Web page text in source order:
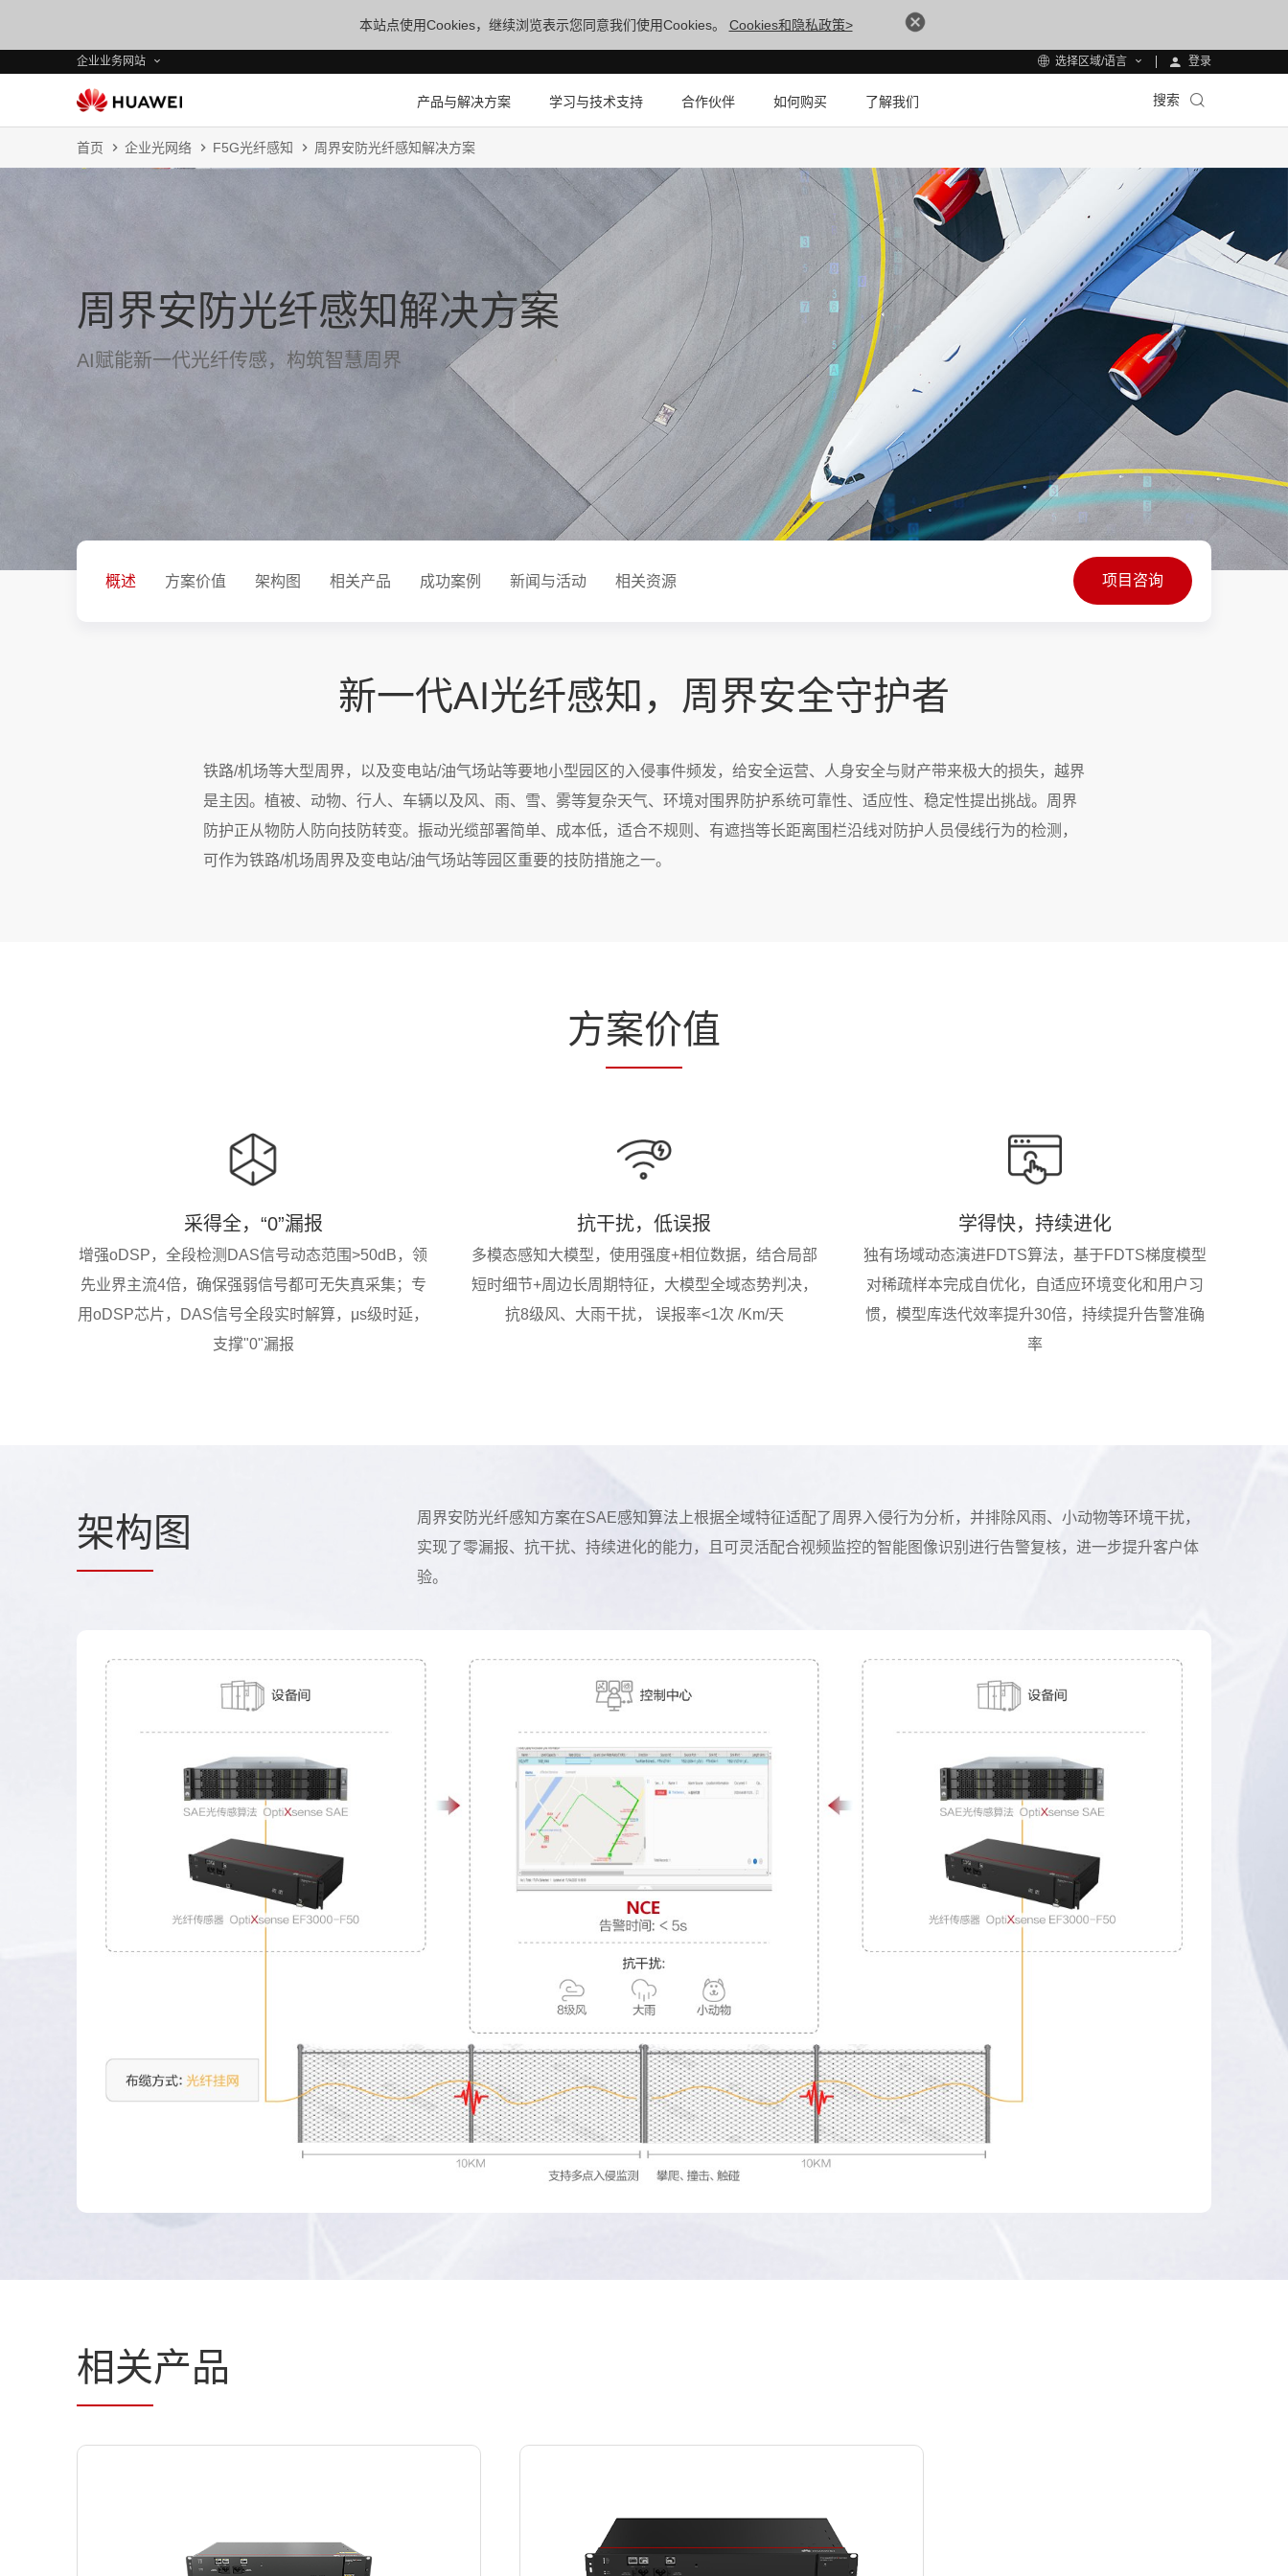
本站点使用Cookies，继续浏览表示您同意我们使用Cookies。 Cookies和隐私政策>
企业业务网站 选择区域/语言 登录
产品与解决方案 学习与技术支持 合作伙伴 如何购买 了解我们 搜索
首页 企业光网络 F5G光纤感知 周界安防光纤感知解决方案
周界安防光纤感知解决方案
AI赋能新一代光纤传感，构筑智慧周界
概述 方案价值 架构图 相关产品 成功案例 新闻与活动 相关资源 项目咨询
新一代AI光纤感知，周界安全守护者
铁路/机场等大型周界，以及变电站/油气场站等要地小型园区的入侵事件频发，给安全运营、人身安全与财产带来极大的损失，越界
是主因。植被、动物、行人、车辆以及风、雨、雪、雾等复杂天气、环境对围界防护系统可靠性、适应性、稳定性提出挑战。周界
防护正从物防人防向技防转变。振动光缆部署简单、成本低，适合不规则、有遮挡等长距离围栏沿线对防护人员侵线行为的检测，
可作为铁路/机场周界及变电站/油气场站等园区重要的技防措施之一。
方案价值
采得全，“0”漏报
增强oDSP，全段检测DAS信号动态范围>50dB，领
先业界主流4倍，确保强弱信号都可无失真采集；专
用oDSP芯片，DAS信号全段实时解算，μs级时延，
支撑"0"漏报
抗干扰，低误报
多模态感知大模型，使用强度+相位数据，结合局部
短时细节+周边长周期特征，大模型全域态势判决，
抗8级风、大雨干扰， 误报率<1次 /Km/天
学得快，持续进化
独有场域动态演进FDTS算法，基于FDTS梯度模型
对稀疏样本完成自优化，自适应环境变化和用户习
惯，模型库迭代效率提升30倍，持续提升告警准确
率
架构图
周界安防光纤感知方案在SAE感知算法上根据全域特征适配了周界入侵行为分析，并排除风雨、小动物等环境干扰，
实现了零漏报、抗干扰、持续进化的能力，且可灵活配合视频监控的智能图像识别进行告警复核，进一步提升客户体
验。
相关产品